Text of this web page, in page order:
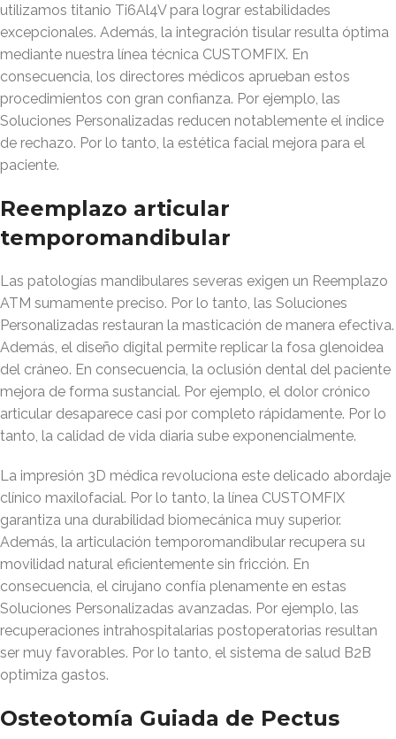
utilizamos titanio Ti6Al4V para lograr estabilidades
excepcionales. Además, la integración tisular resulta óptima
mediante nuestra línea técnica CUSTOMFIX. En
consecuencia, los directores médicos aprueban estos
procedimientos con gran confianza. Por ejemplo, las
Soluciones Personalizadas reducen notablemente el índice
de rechazo. Por lo tanto, la estética facial mejora para el
paciente.
Reemplazo articular
temporomandibular
Las patologías mandibulares severas exigen un Reemplazo
ATM sumamente preciso. Por lo tanto, las Soluciones
Personalizadas restauran la masticación de manera efectiva.
Además, el diseño digital permite replicar la fosa glenoidea
del cráneo. En consecuencia, la oclusión dental del paciente
mejora de forma sustancial. Por ejemplo, el dolor crónico
articular desaparece casi por completo rápidamente. Por lo
tanto, la calidad de vida diaria sube exponencialmente.
La impresión 3D médica revoluciona este delicado abordaje
clínico maxilofacial. Por lo tanto, la línea CUSTOMFIX
garantiza una durabilidad biomecánica muy superior.
Además, la articulación temporomandibular recupera su
movilidad natural eficientemente sin fricción. En
consecuencia, el cirujano confía plenamente en estas
Soluciones Personalizadas avanzadas. Por ejemplo, las
recuperaciones intrahospitalarias postoperatorias resultan
ser muy favorables. Por lo tanto, el sistema de salud B2B
optimiza gastos.
Osteotomía Guiada de Pectus